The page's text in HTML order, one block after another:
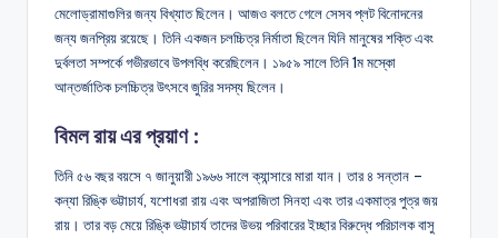
মেলোড্রামাগুলির জন্য বিখ্যাত ছিলেন। আজও বলতে গেলে সেসব প্লট বিনোদনের
জন্য জনপ্রিয় রয়েছে। তিনি একজন চলচ্চিত্র নির্মাতা ছিলেন যিনি মানুষের শক্তি এবং
দুর্বলতা সম্পর্কে গভীরভাবে উপলব্ধি করেছিলেন। ১৯৫৯ সালে তিনি 1ম মস্কো
আন্তর্জাতিক চলচ্চিত্র উৎসবে জুরির সদস্য ছিলেন।
বিমল রায় এর প্রয়াণ :
তিনি ৫৬ বছর বয়সে ৭ জানুয়ারী ১৯৬৬ সালে ক্যান্সারে মারা যান। তার ৪ সন্তান –
কন্যা রিঙ্কি ভট্টাচার্য, যশোধরা রায় এবং অপরাজিতা সিনহা এবং তার একমাত্র পুত্র জয়
রায়। তার বড় মেয়ে রিঙ্কি ভট্টাচার্য তাদের উভয় পরিবারের ইচ্ছার বিরুদ্ধে পরিচালক বাসু